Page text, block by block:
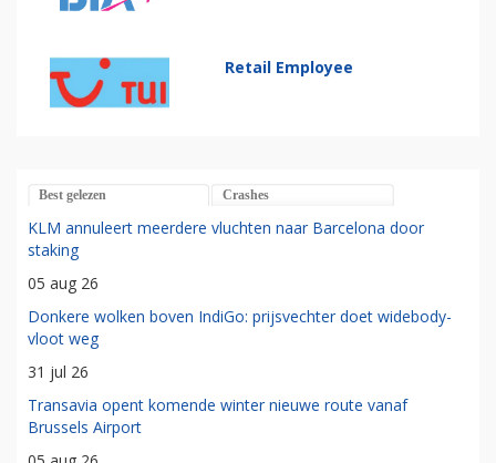
Retail Employee
Best gelezen Crashes
KLM annuleert meerdere vluchten naar Barcelona door
staking
05 aug 26
Donkere wolken boven IndiGo: prijsvechter doet widebody-
vloot weg
31 jul 26
Transavia opent komende winter nieuwe route vanaf
Brussels Airport